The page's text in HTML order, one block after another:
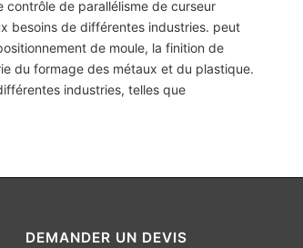
de parallélisme de curseur
besoins de différentes industries. peut
de moule, la finition de
du formage des métaux et du plastique.
industries, telles que
DEMANDER UN DEVIS